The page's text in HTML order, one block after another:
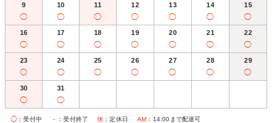
9
◯
10
◯
11
◯
12
◯
13
◯
14
◯
15
◯
16
◯
17
◯
18
◯
19
◯
20
◯
21
◯
22
◯
23
◯
24
◯
25
◯
26
◯
27
◯
28
◯
29
◯
30
◯
31
◯
◯ ：受付中 － ：受付終了 休 ：定休日 AM ：14:00まで配達可